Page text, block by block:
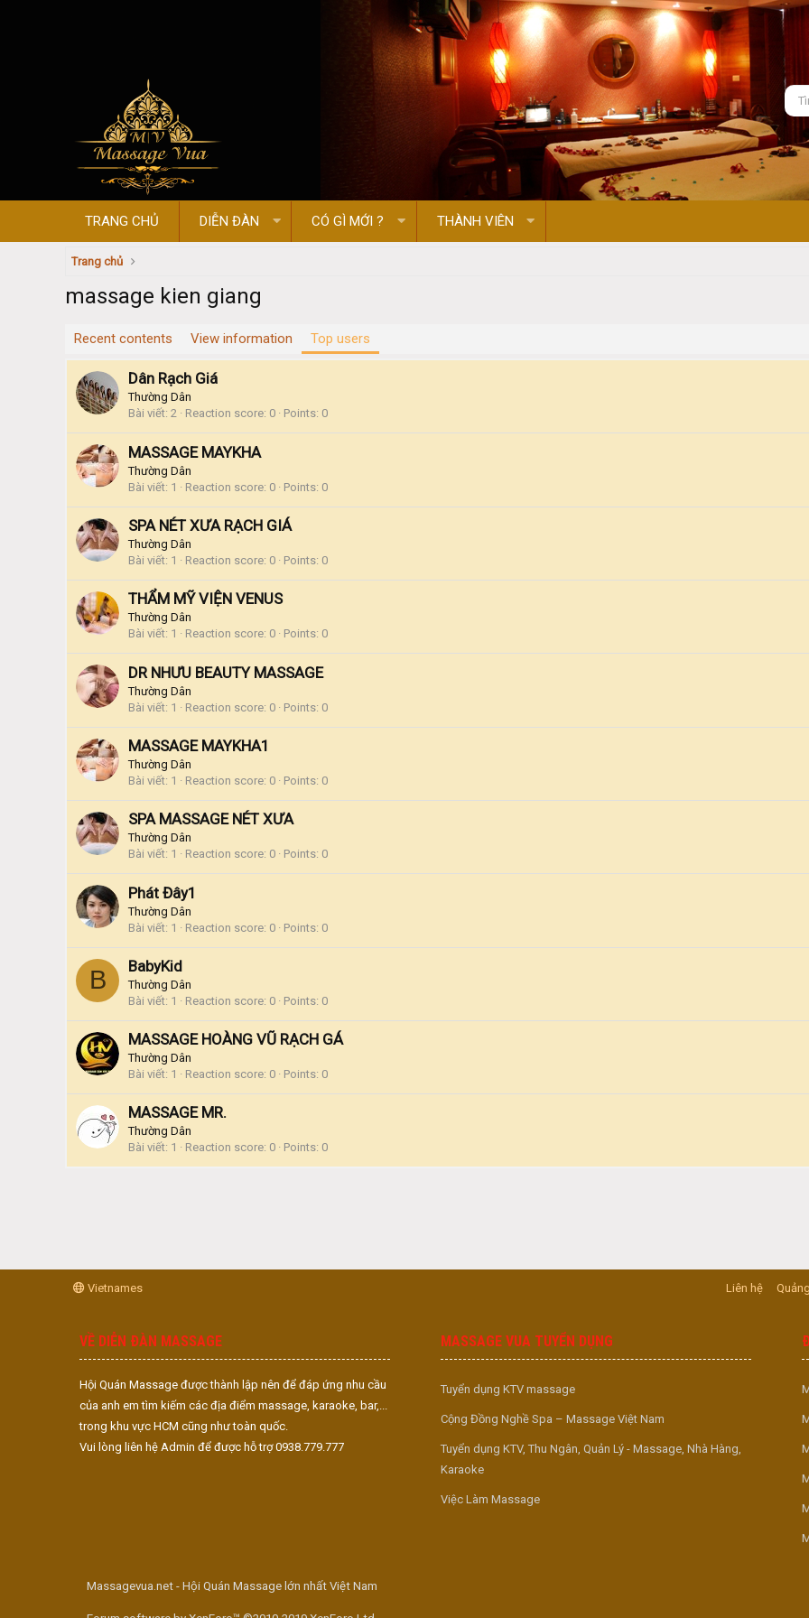
TRANG CHỦ DIỄN ĐÀN CÓ GÌ MỚI ? THÀNH VIÊN
Trang chủ
massage kien giang
Recent contents View information Top users
Dân Rạch Giá
Thường Dân
Bài viết 2 Reaction score 0 Points 0
MASSAGE MAYKHA
Thường Dân
Bài viết 1 Reaction score 0 Points 0
SPA NÉT XƯA RẠCH GIÁ
Thường Dân
Bài viết 1 Reaction score 0 Points 0
THẨM MỸ VIỆN VENUS
Thường Dân
Bài viết 1 Reaction score 0 Points 0
DR NHƯU BEAUTY MASSAGE
Thường Dân
Bài viết 1 Reaction score 0 Points 0
MASSAGE MAYKHA1
Thường Dân
Bài viết 1 Reaction score 0 Points 0
SPA MASSAGE NÉT XƯA
Thường Dân
Bài viết 1 Reaction score 0 Points 0
Phát Đây1
Thường Dân
Bài viết 1 Reaction score 0 Points 0
B BabyKid
Thường Dân
Bài viết 1 Reaction score 0 Points 0
MASSAGE HOÀNG VŨ RẠCH GÁ
Thường Dân
Bài viết 1 Reaction score 0 Points 0
MASSAGE MR.
Thường Dân
Bài viết 1 Reaction score 0 Points 0
Vietnames Liên hệ
VỀ DIỄN ĐÀN MASSAGE
Hội Quán Massage được thành lập nên để đáp ứng nhu cầu
của anh em tìm kiếm các địa điểm massage, karaoke, bar,...
trong khu vực HCM cũng như toàn quốc.
Vui lòng liên hệ Admin để được hỗ trợ 0938.779.777
MASSAGE VUA TUYỂN DỤNG
Tuyển dụng KTV massage
Cộng Đồng Nghề Spa – Massage Việt Nam
Tuyển dụng KTV, Thu Ngân, Quản Lý - Massage, Nhà Hàng,
Karaoke
Việc Làm Massage
Massagevua.net - Hội Quán Massage lớn nhất Việt Nam